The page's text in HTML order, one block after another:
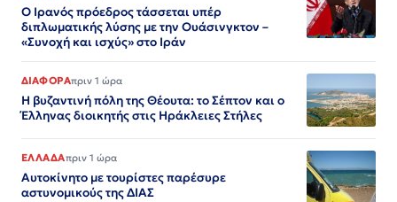
Ο Ιρανός πρόεδρος τάσσεται υπέρ
διπλωματικής λύσης με την Ουάσινγκτον –
«Συνοχή και ισχύς» στο Ιράν​​​​​​​​​​​​​​​​​​​​​​​​​​​​​​​​​​​​​​​​​​​​​​​​​​
ΔΙΑΦΟΡΑπριν 1 ώρα
Η βυζαντινή πόλη της Θέουτα: το Σέπτον και ο
Έλληνας διοικητής στις Ηράκλειες Στήλες
ΕΛΛΑΔΑπριν 1 ώρα
Αυτοκίνητο με τουρίστες παρέσυρε
αστυνομικούς της ΔΙΑΣ